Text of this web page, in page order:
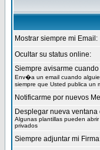
Mostrar siempre mi Email:
Ocultar su status online:
Siempre avisarme
Env�a un email cuando
siempre que Usted publica un
Notificarme por nuevos
Desplegar nueva
Algunas plantillas pueden
privados
Siempre adjuntar mi